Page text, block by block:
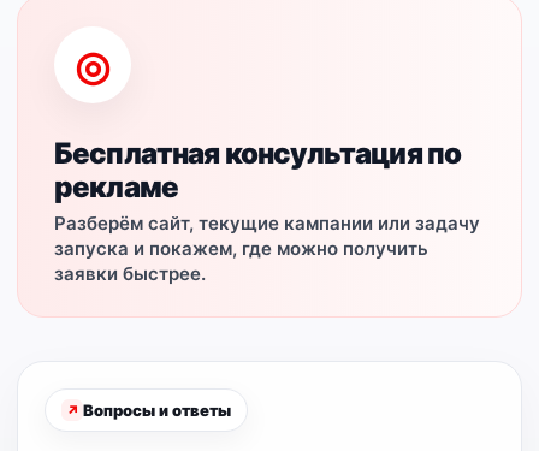
◎
Бесплатная консультация по
рекламе
Разберём сайт, текущие кампании или задачу
запуска и покажем, где можно получить
заявки быстрее.
Вопросы и ответы